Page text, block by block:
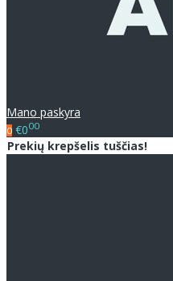
Mano paskyra
0 €000
Prekių krepšelis tuščias!